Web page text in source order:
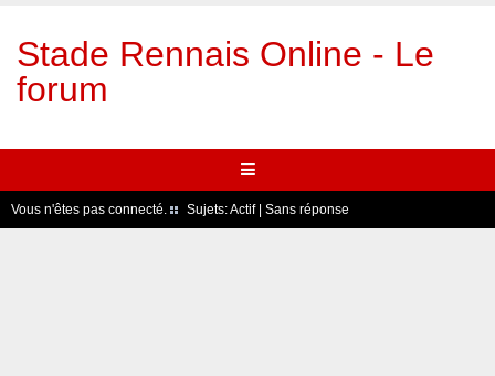
Stade Rennais Online - Le
forum
Vous n'êtes pas connecté. Sujets:Actif| Sans réponse